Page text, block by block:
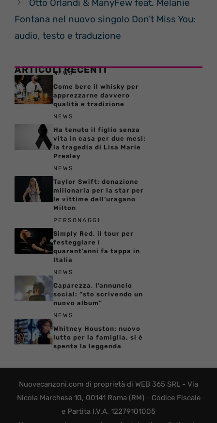
Otto Orlandi & ManyFew feat. Melanie
Fontana nel nuovo singolo Don’t Miss You:
audio, testo e traduzione
ARTICOLI RECENTI
NEWS
Come bere il whisky per
apprezzarne davvero
qualità e tradizione
NEWS
Ha tenuto il figlio senza
vita in casa per due mesi:
la tragedia di Lisa Marie
Presley
NEWS
Taylor Swift: donazione
milionaria per la star per
le vittime dell’uragano
Milton
PERSONAGGI
Simply Red, il tour per
festeggiare i
quarant’anni fa tappa in
Italia
NEWS
Caparezza, l’annuncio
social: “sto scrivendo un
nuovo album”
NEWS
Whitney Houston: nuovo
lutto per la famiglia, si è
spenta la leggenda
Nuovecanzoni.com di proprietà di WEB 365 SRL - Via
Nicola Marchese 10, 00141 Roma (RM) - Codice Fiscale
e Partita I.V.A. 12279101005